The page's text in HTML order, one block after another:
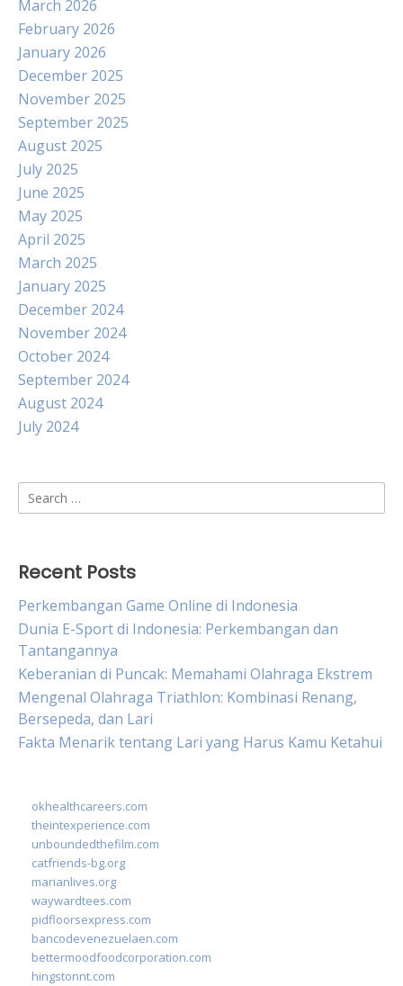
March 2026
February 2026
January 2026
December 2025
November 2025
September 2025
August 2025
July 2025
June 2025
May 2025
April 2025
March 2025
January 2025
December 2024
November 2024
October 2024
September 2024
August 2024
July 2024
Search
for:
Recent Posts
Perkembangan Game Online di Indonesia
Dunia E-Sport di Indonesia: Perkembangan dan
Tantangannya
Keberanian di Puncak: Memahami Olahraga Ekstrem
Mengenal Olahraga Triathlon: Kombinasi Renang,
Bersepeda, dan Lari
Fakta Menarik tentang Lari yang Harus Kamu Ketahui
okhealthcareers.com
theintexperience.com
unboundedthefilm.com
catfriends-bg.org
marianlives.org
waywardtees.com
pidfloorsexpress.com
bancodevenezuelaen.com
bettermoodfoodcorporation.com
hingstonnt.com